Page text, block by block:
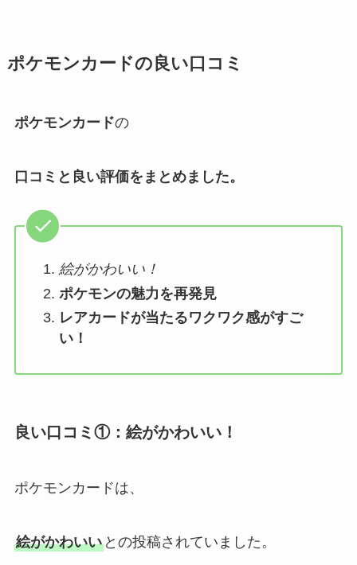
ポケモンカードの良い口コミ
ポケモンカードの
口コミと良い評価をまとめました。
絵がかわいい！
ポケモンの魅力を再発見
レアカードが当たるワクワク感がすご
い！
良い口コミ①：絵がかわいい！
ポケモンカードは、
絵がかわいいとの投稿されていました。